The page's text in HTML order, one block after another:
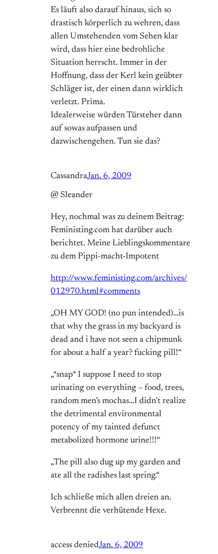
Es läuft also darauf hinaus, sich so
drastisch körperlich zu wehren, dass
allen Umstehenden vom Sehen klar
wird, dass hier eine bedrohliche
Situation herrscht. Immer in der
Hoffnung, dass der Kerl kein geübter
Schläger ist, der einen dann wirklich
verletzt. Prima.
Idealerweise würden Türsteher dann
auf sowas aufpassen und
dazwischengehen. Tun sie das?
CassandraJan. 6, 2009
@ Sleander
Hey, nochmal was zu deinem Beitrag:
Feministing.com hat darüber auch
berichtet. Meine Lieblingskommentare
zu dem Pippi-macht-Impotent
http://www.feministing.com/archives/
012970.html#comments
„OH MY GOD! (no pun intended)…is
that why the grass in my backyard is
dead and i have not seen a chipmunk
for about a half a year? fucking pill!“
„*snap* I suppose I need to stop
urinating on everything – food, trees,
random men’s mochas…I didn’t realize
the detrimental environmental
potency of my tainted defunct
metabolized hormone urine!!!“
„The pill also dug up my garden and
ate all the radishes last spring.“
Ich schließe mich allen dreien an.
Verbrennt die verhütende Hexe.
access deniedJan. 6, 2009